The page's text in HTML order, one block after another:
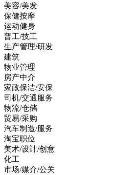
美容/美发
保健按摩
运动健身
普工/技工
生产管理/研发
建筑
物业管理
房产中介
家政保洁/安保
司机/交通服务
物流/仓储
贸易/采购
汽车制造/服务
淘宝职位
美术/设计/创意
化工
市场/媒介/公关